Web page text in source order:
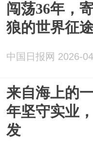
闯荡36年，
狼的世界征
中国日报网 2026-
来自海上的
年坚守实业
发